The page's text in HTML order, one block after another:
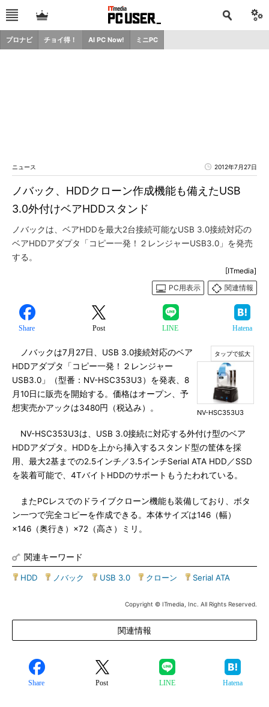
プロナビ チョイ得！ AI PC Now! ミニPC
ニュース 2012年7月27日
ノバック、HDDクローン作成機能も備えたUSB
3.0外付けベアHDDスタンド
ノバックは、ベアHDDを最大2台接続可能なUSB 3.0接続対応の
ベアHDDアダプタ「コピー一発！２レンジャーUSB3.0」を発売
する。
[ITmedia]
PC用表示
関連情報
Share Post LINE Hatena
NV-HSC353U3
ノバックは7月27日、USB 3.0接続対応のベア
HDDアダプタ「コピー一発！２レンジャー
USB3.0」（型番：NV-HSC353U3）を発表、8
月10日に販売を開始する。価格はオープン、予
想実売かアックは3480円（税込み）。
NV-HSC353U3は、USB 3.0接続に対応する外付け型のベア
HDDアダプタ。HDDを上から挿入するスタンド型の筐体を採
用、最大2基までの2.5インチ／3.5インチSerial ATA HDD／SSD
を装着可能で、4TバイトHDDのサポートもうたわれている。
またPCレスでのドライブクローン機能も装備しており、ボタ
ン一つで完全コピーを作成できる。本体サイズは146（幅）
×146（奥行き）×72（高さ）ミリ。
関連キーワード
HDD ノバック USB 3.0 クローン Serial ATA
Copyright © ITmedia, Inc. All Rights Reserved.
関連情報
Share Post LINE Hatena